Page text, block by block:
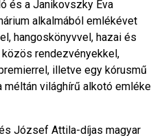
és a Janikovszky Éva
alkalmából emlékévet
hangoskönyvvel, hazai és
rendezvényekkel,
illetve egy kórusmű
világhírű alkotó emléke
József Attila-díjas magyar